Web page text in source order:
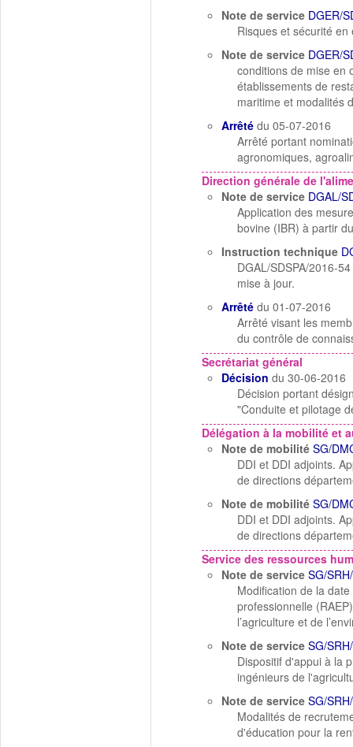
Note de service DGER/
Risques et sécurité
Note de service DGER/
conditions de mise en
établissements de
maritime et modalités
Arrêté du 05-07-2016
Arrêté portant
agronomiques,
Direction générale de
Note de service DGAL/
Application des
bovine (IBR) à partir
Instruction technique
DGAL/SDSPA/2016-
mise à jour.
Arrêté du 01-07-2016
Arrêté visant les
du contrôle de
Secrétariat général
Décision du 30-06-2016
Décision portant
"Conduite et pilotage
Délégation à la mobilité et
Note de mobilité SG/
DDI et DDI adjoints.
de directions
Note de mobilité SG/
DDI et DDI adjoints.
de directions
Service des ressources
Note de service SG/
Modification de la
professionnelle
l’agriculture et de
Note de service SG/
Dispositif d'appui à la
ingénieurs de
Note de service SG/
Modalités de
d'éducation pour la